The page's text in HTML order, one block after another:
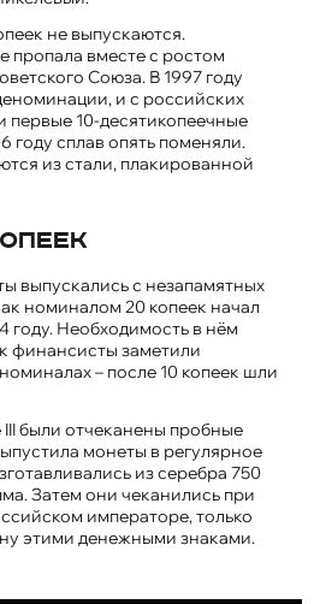
не выпускаются.
пропала вместе с ростом
Союза. В 1997 году
и с российских
10-десятикопеечные
году сплав опять поменяли.
из стали, плакированной
выпускались с незапамятных
номиналом 20 копеек начал
году. Необходимость в нём
финансисты заметили
– после 10 копеек шли
были отчеканены пробные
монеты в регулярное
из серебра 750
Затем они чеканились при
императоре, только
этими денежными знаками.